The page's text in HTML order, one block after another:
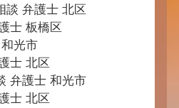
談 弁護士 北区
士 板橋区
光市
士 北区
弁護士 和光市
士 北区